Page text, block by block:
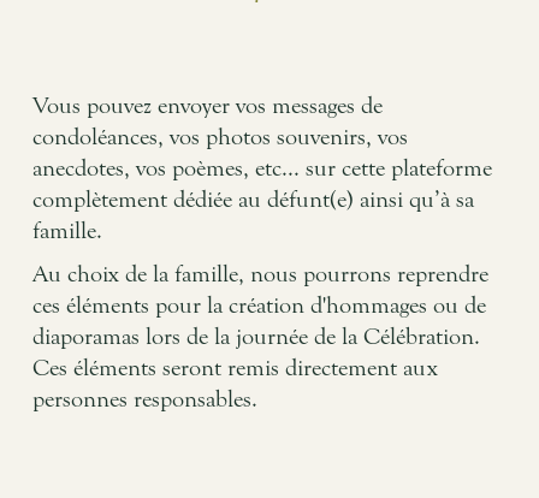
Vous pouvez envoyer vos messages de
condoléances, vos photos souvenirs, vos
anecdotes, vos poèmes, etc... sur cette plateforme
complètement dédiée au défunt(e) ainsi qu’à sa
famille.
Au choix de la famille, nous pourrons reprendre
ces éléments pour la création d'hommages ou de
diaporamas lors de la journée de la Célébration.
Ces éléments seront remis directement aux
personnes responsables.